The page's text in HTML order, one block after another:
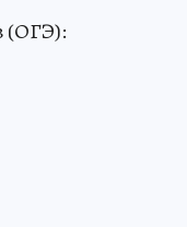
(ОГЭ):